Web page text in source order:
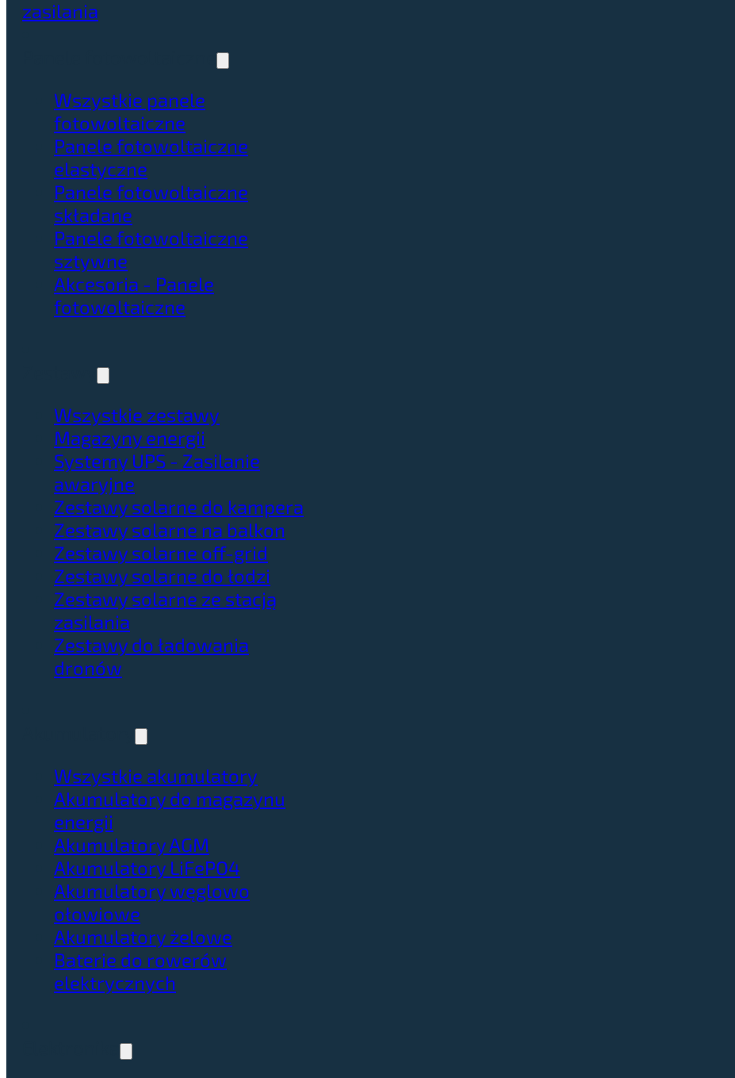
zasilania
Wszystkie panele
fotowoltaiczne
Panele fotowoltaiczne
elastyczne
Panele fotowoltaiczne
składane
Panele fotowoltaiczne
sztywne
Akcesoria - Panele
fotowoltaiczne
Wszystkie zestawy
Magazyny energii
Systemy UPS - Zasilanie
awaryjne
Zestawy solarne do kampera
Zestawy solarne na balkon
Zestawy solarne off-grid
Zestawy solarne do łodzi
Zestawy solarne ze stacją
zasilania
Zestawy do ładowania
dronów
Wszystkie akumulatory
Akumulatory do magazynu
energii
Akumulatory AGM
Akumulatory LiFePO4
Akumulatory węglowo
ołowiowe
Akumulatory żelowe
Baterie do rowerów
elektrycznych